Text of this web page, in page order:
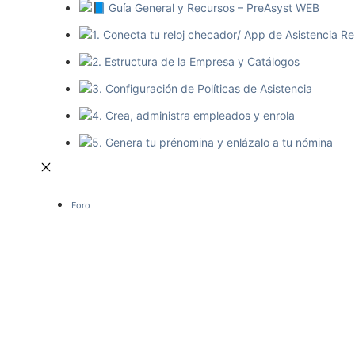
📘 Guía General y Recursos – PreAsyst WEB
1. Conecta tu reloj checador/ App de Asistencia
2. Estructura de la Empresa y Catálogos
3. Configuración de Políticas de Asistencia
4. Crea, administra empleados y enrola
5. Genera tu prénomina y enlázalo a tu nómina
Foro